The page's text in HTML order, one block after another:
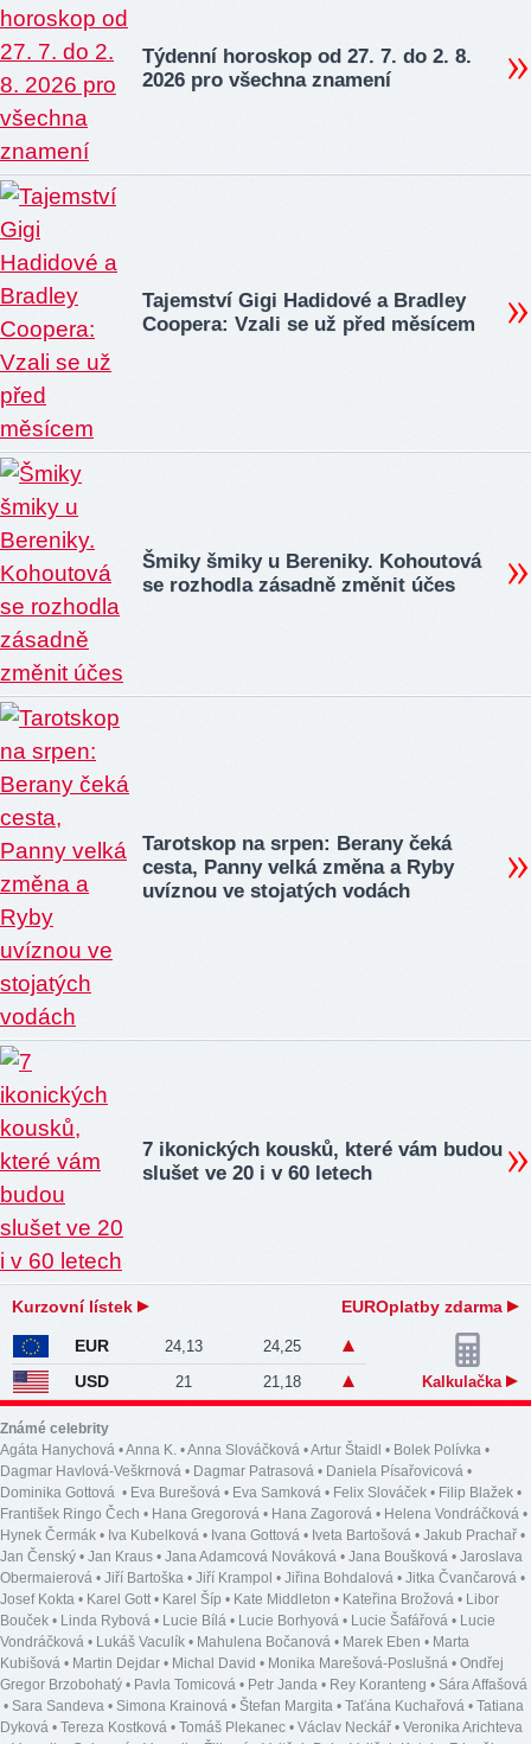
Týdenní horoskop od 27. 7. do 2. 8.
2026 pro všechna znamení
Tajemství Gigi Hadidové a Bradley
Coopera: Vzali se už před měsícem
Šmiky šmiky u Bereniky. Kohoutová
se rozhodla zásadně změnit účes
Tarotskop na srpen: Berany čeká
cesta, Panny velká změna a Ryby
uvíznou ve stojatých vodách
7 ikonických kousků, které vám budou
slušet ve 20 i v 60 letech
Kurzovní lístek EUROplatby zdarma
EUR 24,13 24,25
USD 21 21,18 Kalkulačka
Známé celebrity
Agáta Hanychová •Anna K. •Anna Slováčková •Artur Štaidl • Bolek Polívka •
Dagmar Havlová-Veškrnová • Dagmar Patrasová • Daniela Písařovicová •
Dominika Gottová • Eva Burešová • Eva Samková • Felix Slováček • Filip Blažek •
František Ringo Čech • Hana Gregorová • Hana Zagorová • Helena Vondráčková •
Hynek Čermák • Iva Kubelková • Ivana Gottová • Iveta Bartošová • Jakub Prachař •
Jan Čenský • Jan Kraus • Jana Adamcová Nováková • Jana Boušková • Jaroslava
Obermaierová • Jiří Bartoška • Jiří Krampol • Jiřina Bohdalová • Jitka Čvančarová •
Josef Kokta • Karel Gott• Karel Šíp • Kate Middleton • Kateřina Brožová • Libor
Bouček • Linda Rybová • Lucie Bílá • Lucie Borhyová • Lucie Šafářová • Lucie
Vondráčková • Lukáš Vaculík • Mahulena Bočanová • Marek Eben • Marta
Kubišová • Martin Dejdar • Michal David • Monika Marešová-Poslušná • Ondřej
Gregor Brzobohatý • Pavla Tomicová • Petr Janda • Rey Koranteng • Sára Affašová
• Sara Sandeva • Simona Krainová • Štefan Margita • Taťána Kuchařová • Tatiana
Dyková • Tereza Kostková • Tomáš Plekanec • Václav Neckář • Veronika Arichteva